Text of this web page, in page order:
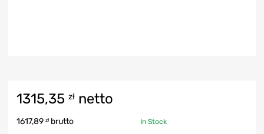
1315,35 zł netto
1617,89 zł brutto In Stock